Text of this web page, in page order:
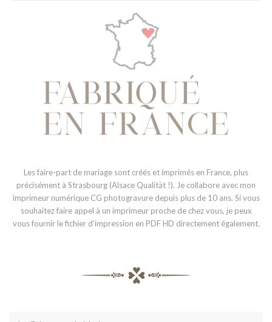
Les faire-part de mariage sont créés et imprimés en France, plus
précisément à Strasbourg (Alsace Qualität !). Je collabore avec mon
imprimeur numérique CG photogravure depuis plus de 10 ans. Si vous
souhaitez faire appel à un imprimeur proche de chez vous, je peux
vous fournir le fichier d’impression en PDF HD directement également.